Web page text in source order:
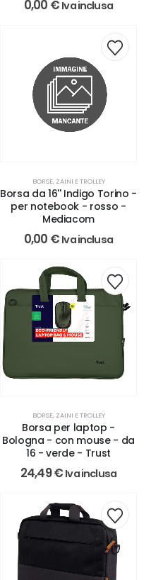
0,00 € Iva inclusa
BORSE, ZAINI E TROLLEY
Borsa da 16'' Indigo Torino -
per notebook - rosso -
Mediacom
0,00 € Iva inclusa
BORSE, ZAINI E TROLLEY
Borsa per laptop -
Bologna - con mouse - da
16 - verde - Trust
24,49€ Iva inclusa